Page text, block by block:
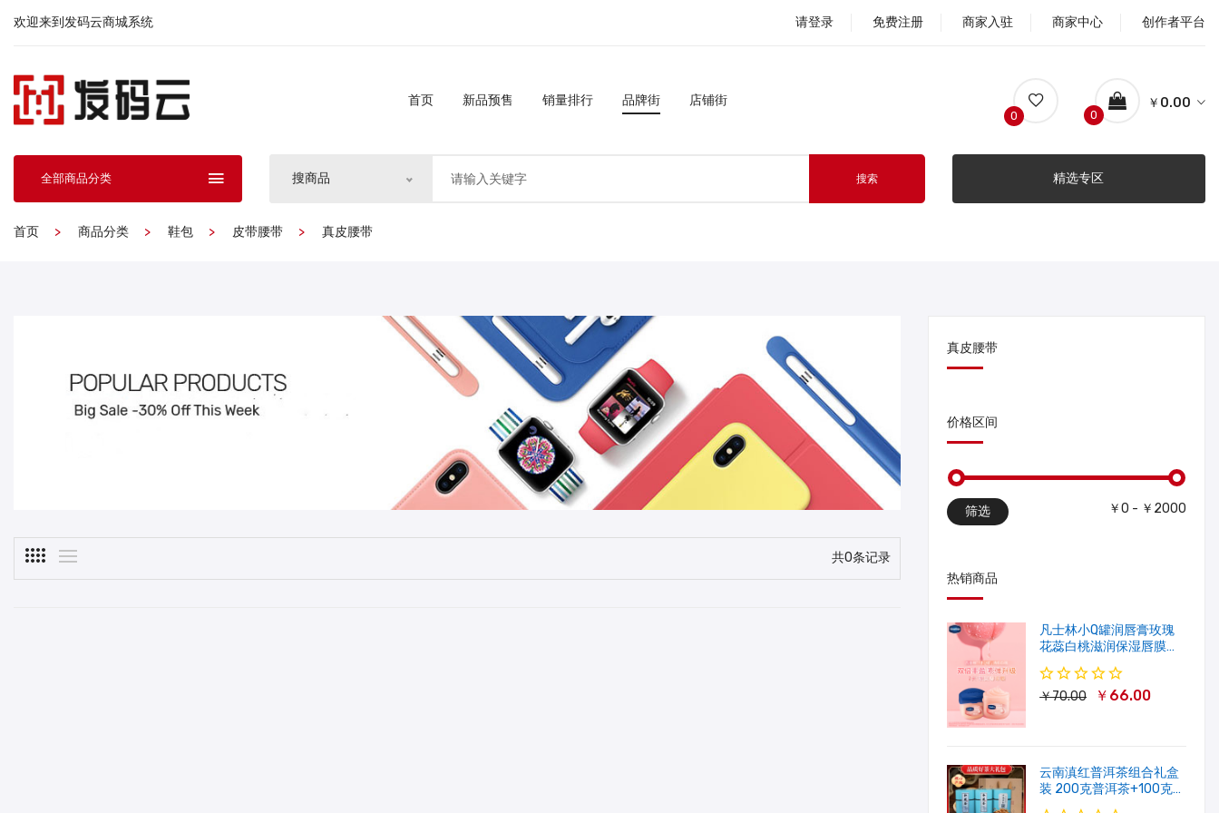
欢迎来到发码云商城系统 请登录 免费注册 商家入驻 商家中心 创作者平台
首页 新品预售 销量排行 品牌街 店铺街
0
￥0.00
0
全部商品分类 搜商品 搜索 精选专区
首页 商品分类 鞋包 皮带腰带 真皮腰带
共0条记录
真皮腰带
价格区间
筛选 ￥0 - ￥2000
热销商品
凡士林小Q罐润唇膏玫瑰
花蕊白桃滋润保湿唇膜软
化角质修护淡唇纹
￥70.00 ￥66.00
云南滇红普洱茶组合礼盒
装 200克普洱茶+100克滇
红茶